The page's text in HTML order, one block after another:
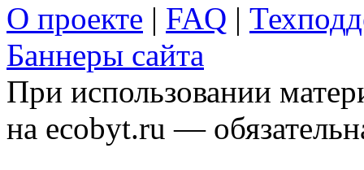
О проекте | FAQ |
Баннеры сайта
При использовании
на ecobyt.ru —